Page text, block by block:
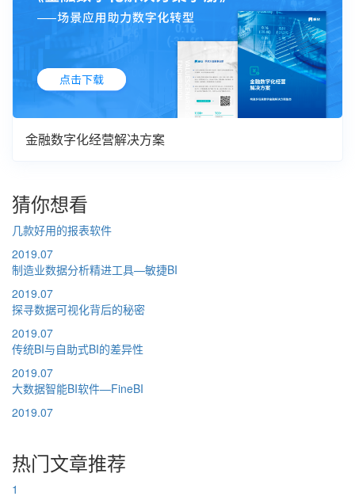
金融数字化经营解决方案
猜你想看
几款好用的报表软件
2019.07
制造业数据分析精进工具—敏捷BI
2019.07
探寻数据可视化背后的秘密
2019.07
传统BI与自助式BI的差异性
2019.07
大数据智能BI软件—FineBI
2019.07
热门文章推荐
1